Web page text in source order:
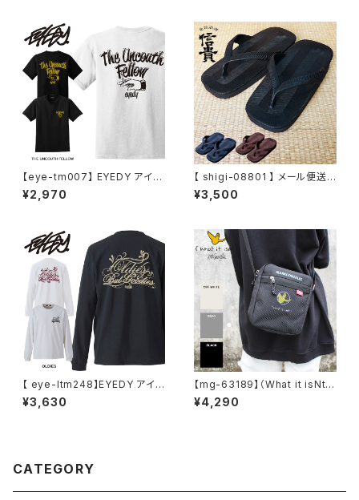
スケート
ツ
【eye-tm007】 EYEDY アイデ
ィー 大きいサイズ メンズ Tシャ
ツ 半袖 Tシャツ XL XXL XXXL
¥2,970
【 shigi-08801 】 メール便送
料無料★ classic rubber san
dal ラバーサンダル ラバー雪駄
ダル ビーサン 日本製 奈良
¥3,500
【 eye-ltm248】EYEDY アイデ
ィー 大きいサイズ メンズ ロング
Tシャツ OLDIES ロンT 長袖
¥3,630
【mg-63189】（What it isNt）
ART BY MARKGONZALES /
(ワットイットイズント) アートバ
¥4,290
CATEGORY